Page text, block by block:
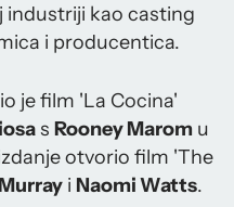
industriji kao casting
i producentica.
je film 'La Cocina'
s Rooney Marom u
otvorio film 'The
i Naomi Watts.